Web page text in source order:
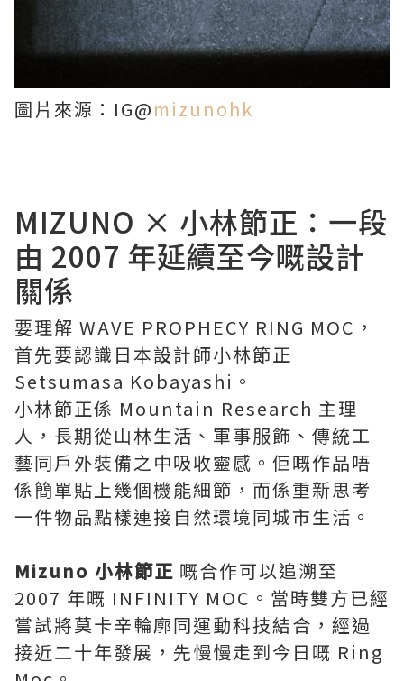
圖片來源：IG@mizunohk
MIZUNO × 小林節正：一段
由 2007 年延續至今嘅設計
關係
要理解 WAVE PROPHECY RING MOC，
首先要認識日本設計師小林節正
Setsumasa Kobayashi。
小林節正係 Mountain Research 主理
人，長期從山林生活、軍事服飾、傳統工
藝同戶外裝備之中吸收靈感。佢嘅作品唔
係簡單貼上幾個機能細節，而係重新思考
一件物品點樣連接自然環境同城市生活。
Mizuno 小林節正 嘅合作可以追溯至
2007 年嘅 INFINITY MOC。當時雙方已經
嘗試將莫卡辛輪廓同運動科技結合，經過
接近二十年發展，先慢慢走到今日嘅 Ring